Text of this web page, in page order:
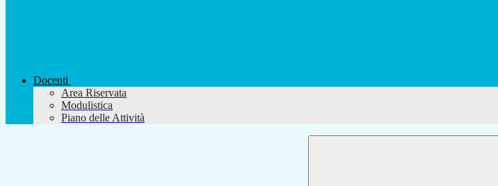
Docenti
Area Riservata
Modulistica
Piano delle Attività